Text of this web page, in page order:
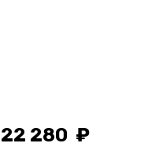
22 280